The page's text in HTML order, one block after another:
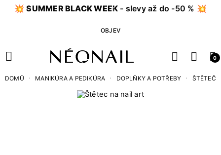
💥SUMMER BLACK WEEK - slevy až do -50 % 💥
OBJEV
0
DOMŮ MANIKÚRA A PEDIKÚRA DOPLŇKY A POTŘEBY